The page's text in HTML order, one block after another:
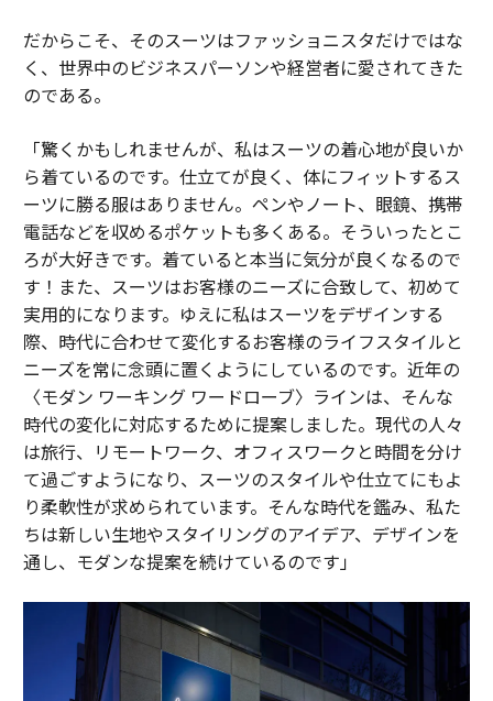
だからこそ、そのスーツはファッショニスタだけではな
く、世界中のビジネスパーソンや経営者に愛されてきた
のである。
「驚くかもしれませんが、私はスーツの着心地が良いか
ら着ているのです。仕立てが良く、体にフィットするス
ーツに勝る服はありません。ペンやノート、眼鏡、携帯
電話などを収めるポケットも多くある。そういったとこ
ろが大好きです。着ていると本当に気分が良くなるので
す！また、スーツはお客様のニーズに合致して、初めて
実用的になります。ゆえに私はスーツをデザインする
際、時代に合わせて変化するお客様のライフスタイルと
ニーズを常に念頭に置くようにしているのです。近年の
〈モダン ワーキング ワードローブ〉ラインは、そんな
時代の変化に対応するために提案しました。現代の人々
は旅行、リモートワーク、オフィスワークと時間を分け
て過ごすようになり、スーツのスタイルや仕立てにもよ
り柔軟性が求められています。そんな時代を鑑み、私た
ちは新しい生地やスタイリングのアイデア、デザインを
通し、モダンな提案を続けているのです」